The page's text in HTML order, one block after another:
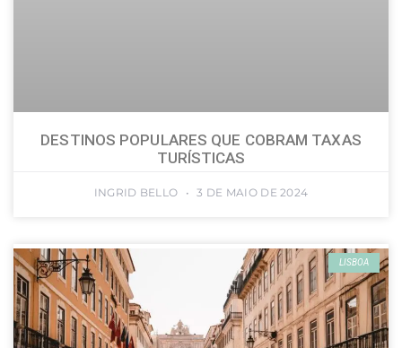
DESTINOS POPULARES QUE COBRAM TAXAS
TURÍSTICAS
INGRID BELLO 3 DE MAIO DE 2024
LISBOA